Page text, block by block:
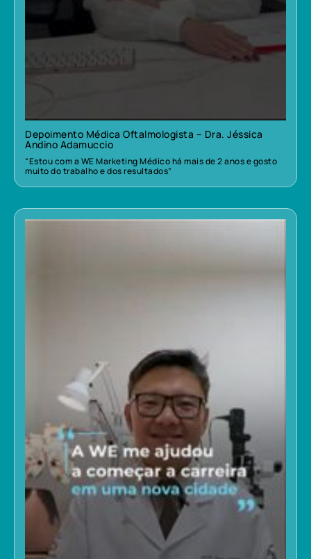
Depoimento Médica Oftalmologista – Dra. Jéssica
Andino Adamuccio
“Estou com a WE Marketing Médico há mais de 2 anos e gosto
muito do trabalho e dos resultados”